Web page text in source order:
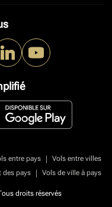
entre pays |
Vols entre villes
des pays | Vols de ville à pays
droits réservés